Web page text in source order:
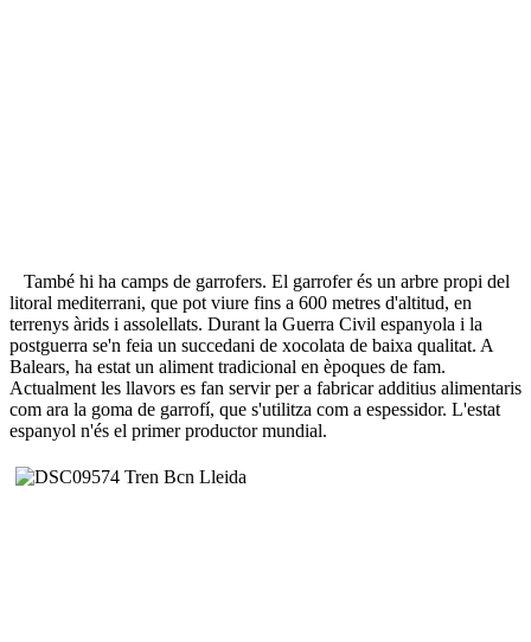
També hi ha camps de garrofers. El garrofer és un arbre propi del
litoral mediterrani, que pot viure fins a 600 metres d'altitud, en
terrenys àrids i assolellats. Durant la Guerra Civil espanyola i la
postguerra se'n feia un succedani de xocolata de baixa qualitat. A
Balears, ha estat un aliment tradicional en èpoques de fam.
Actualment les llavors es fan servir per a fabricar additius alimentaris
com ara la goma de garrofí, que s'utilitza com a espessidor. L'estat
espanyol n'és el primer productor mundial.